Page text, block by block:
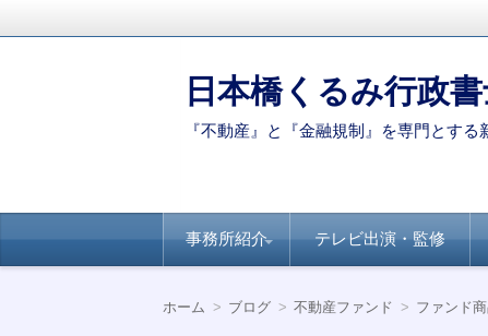
日本橋くるみ行政
『不動産』と『金融規制』を専門とす
ン
事務所紹介
掲載
住宅新聞－自治体
別のポイント
リタス『達人が伝
授』シリーズ
住宅新聞ー賃貸経
営に役立つ民泊知
テレビ出演・監修
ホーム ブログ 不動産ファンド ファンド